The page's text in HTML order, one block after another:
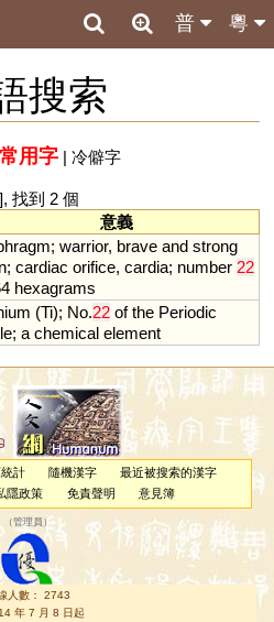
粵
普
搜索
常用字| 冷僻字
], 找到 2 個
意義
; warrior, brave and strong
; cardiac orifice, cardia; number 22
hexagrams
(Ti); No.22 of the Periodic
; a chemical element
計 隨機漢字
最近被搜索的漢字
隱政策 免責聲明 意見簿
（管理員 ）
人數： 2743
年 7 月 8 日起